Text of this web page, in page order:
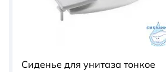
Сиденье для унитаза тонкое